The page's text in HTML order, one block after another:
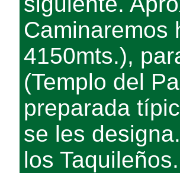
Caminaremos
4150mts.),
(Templo del
preparada
se les
los Taquileños.